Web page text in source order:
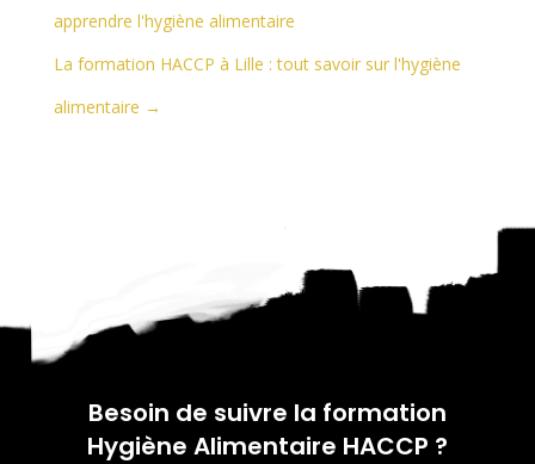
apprendre l'hygiène alimentaire
La formation HACCP à Lille : tout savoir sur l'hygiène
alimentaire →
Besoin de suivre la formation
Hygiène Alimentaire HACCP ?